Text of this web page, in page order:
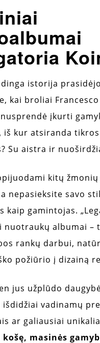
istorija
kai broliai
įkurti
iš kur atsiranda
Su aistra ir
kitų
nepasieksite savo
kaip gamintojas.
nuotraukų albumai –
rankų darbui,
požiūrio į dizainą
jus užplūdo
išdidžiai vadinamų
ar galiausiai
masinės